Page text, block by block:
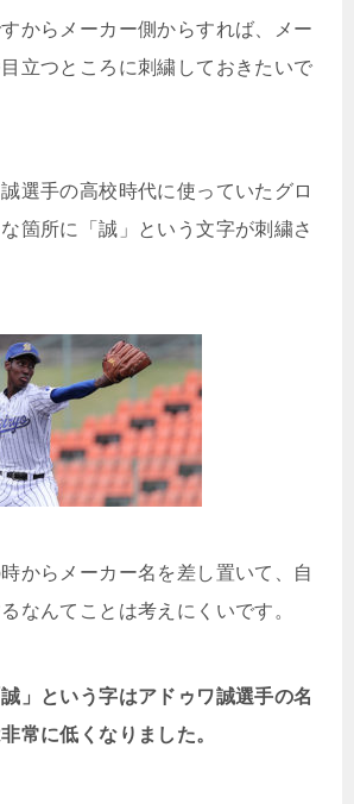
からメーカー側からすれば、メー
立つところに刺繍しておきたいで
選手の高校時代に使っていたグロ
箇所に「誠」という文字が刺繍さ
からメーカー名を差し置いて、自
なんてことは考えにくいです。
誠」という字はアドゥワ誠選手の名
常に低くなりました。